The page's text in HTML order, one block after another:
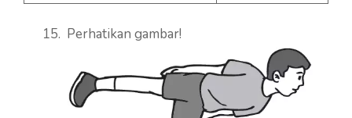
Perhatikan gambar!